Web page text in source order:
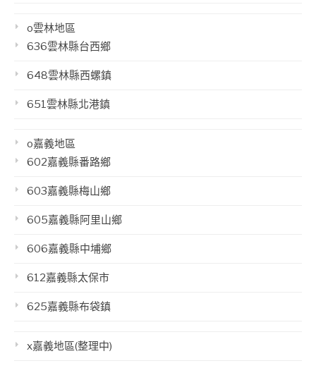
o雲林地區
636雲林縣台西鄉
648雲林縣西螺鎮
651雲林縣北港鎮
o嘉義地區
602嘉義縣番路鄉
603嘉義縣梅山鄉
605嘉義縣阿里山鄉
606嘉義縣中埔鄉
612嘉義縣太保市
625嘉義縣布袋鎮
x嘉義地區(整理中)